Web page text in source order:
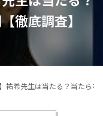
徹底調査】
祐希先生は当たる？当たら